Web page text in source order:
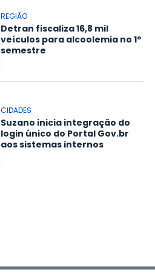
REGIÃO
Detran fiscaliza 16,8 mil
veículos para alcoolemia no 1º
semestre
CIDADES
Suzano inicia integração do
login único do Portal Gov.br
aos sistemas internos